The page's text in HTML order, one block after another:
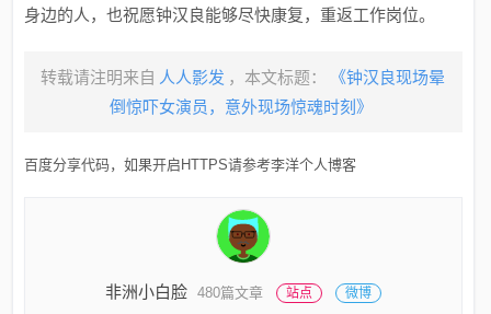
身边的人，也祝愿钟汉良能够尽快康复，重返工作岗位。
转载请注明来自 人人影发 ，本文标题：
《钟汉良现场晕
倒惊吓女演员，意外现场惊魂时刻》
百度分享代码，如果开启HTTPS请参考李洋个人博客
非洲小白脸 480篇文章 站点 微博